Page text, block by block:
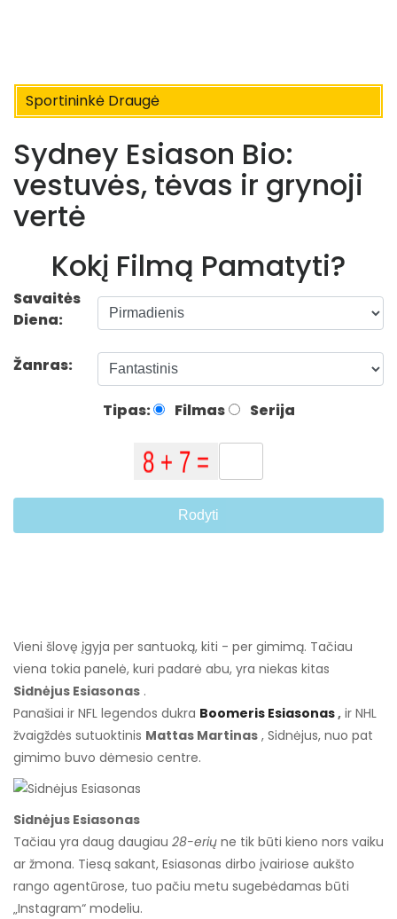
Sportininkė Draugė
Sydney Esiason Bio:
vestuvės, tėvas ir grynoji
vertė
Kokį Filmą Pamatyti?
Savaitės
Diena:
Žanras:
Tipas: Filmas Serija
Rodyti
Vieni šlovę įgyja per santuoką, kiti - per gimimą. Tačiau
viena tokia panelė, kuri padarė abu, yra niekas kitas
Sidnėjus Esiasonas .
Panašiai ir NFL legendos dukra Boomeris Esiasonas, ir NHL
žvaigždės sutuoktinis Mattas Martinas , Sidnėjus, nuo pat
gimimo buvo dėmesio centre.
Sidnėjus Esiasonas
Tačiau yra daug daugiau 28-erių ne tik būti kieno nors vaiku
ar žmona. Tiesą sakant, Esiasonas dirbo įvairiose aukšto
rango agentūrose, tuo pačiu metu sugebėdamas būti
„Instagram“ modeliu.